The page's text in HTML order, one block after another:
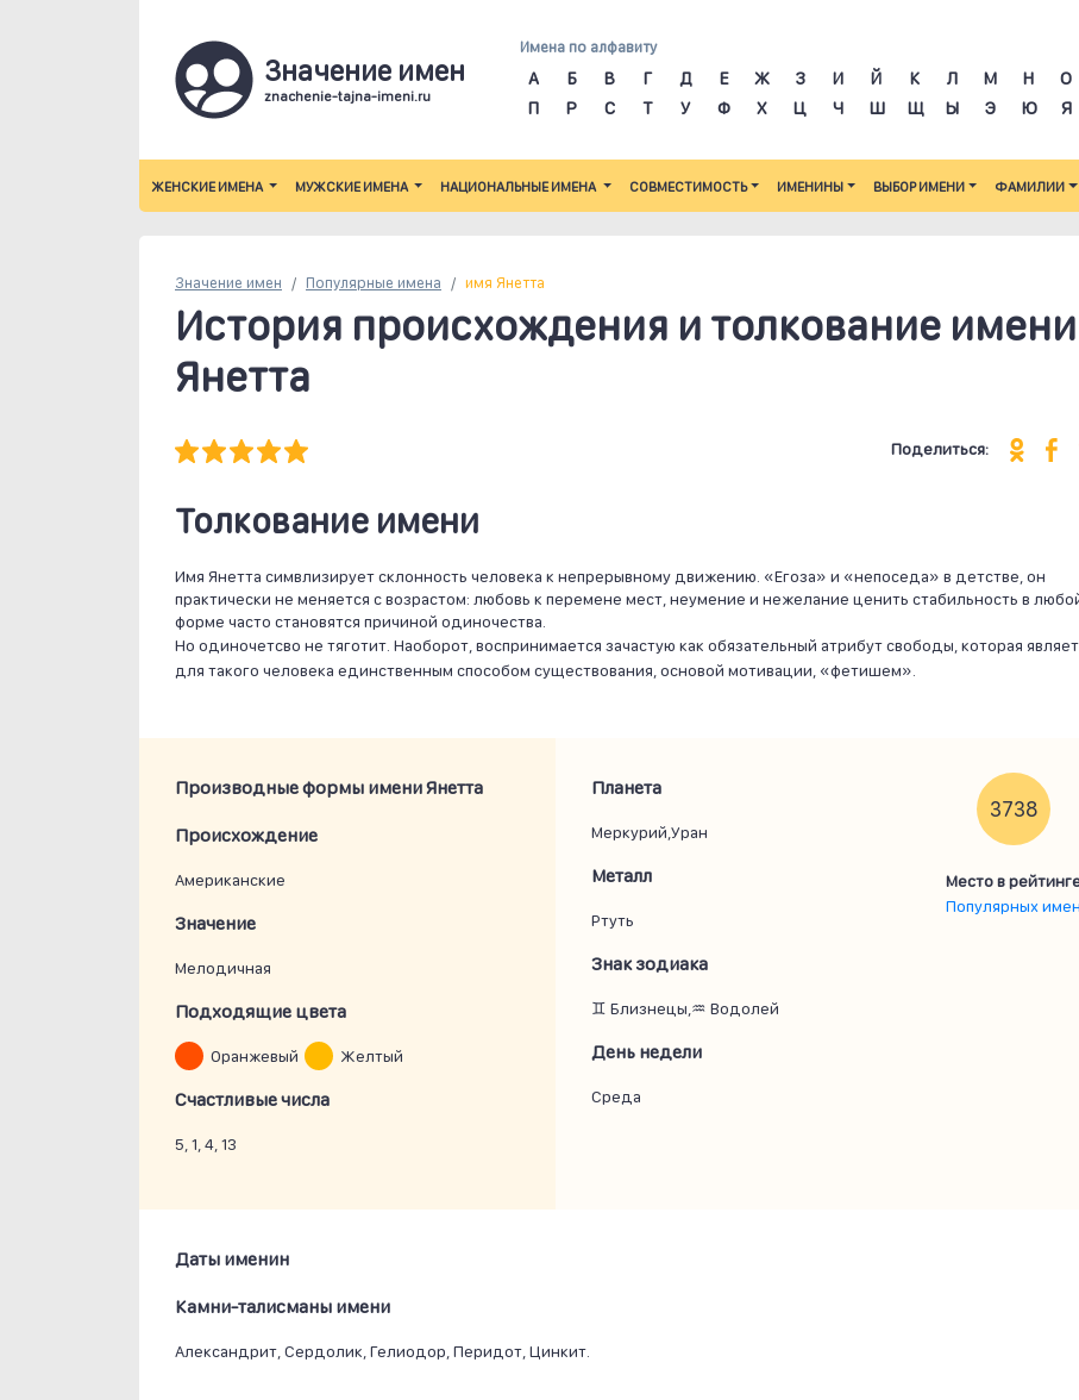
Значение имен
znachenie-tajna-imeni.ru
Имена по алфавиту
А Б В Г Д Е Ж З И Й К Л М Н
О
П
Р С Т У Ф Х Ц Ч Ш Щ Ы Э Ю Я
ЖЕНСКИЕ ИМЕНА МУЖСКИЕ ИМЕНА НАЦИОНАЛЬНЫЕ ИМЕНА СОВМЕСТИМОСТЬ ИМЕНИНЫ ВЫБОР ИМЕНИ ФАМИЛИИ
Значение имен Популярные имена имя Янетта
История происхождения и толкование имени
Янетта
Поделиться:
Толкование имени
Имя Янетта симвлизирует склонность человека к непрерывному движению. «Егоза» и «непоседа» в детстве, он
практически не меняется с возрастом: любовь к перемене мест, неумение и нежелание ценить стабильность в
форме часто становятся причиной одиночества.
Но одиночетсво не тяготит. Наоборот, воспринимается зачастую как обязательный атрибут свободы, которая
для такого человека единственным способом существования, основой мотивации, «фетишем».
Производные формы имени Янетта
Проиcхождение
Американские
Значение
Мелодичная
Подходящие цвета
Оранжевый Желтый
Счастливые числа
5, 1, 4, 13
Планета
Меркурий,Уран
Металл
Ртуть
Знак зодиака
♊ Близнецы,♒ Водолей
День недели
Среда
3738
Место в
Популярных имен
Даты именин
Камни-талисманы имени
Александрит, Сердолик, Гелиодор, Перидот, Цинкит.